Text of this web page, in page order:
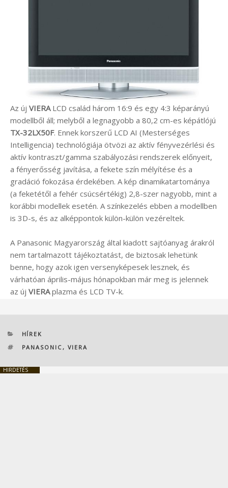
Az új VIERALCD család három 16:9 és egy 4:3 képarányú
modellből áll; melyből a legnagyobb a 80,2 cm-es képátlójú
TX-32LX50F. Ennek korszerű LCD AI (Mesterséges
Intelligencia) technológiája ötvözi az aktív fényvezérlési és
aktív kontraszt/gamma szabályozási rendszerek előnyeit,
a fényerősség javítása, a fekete szín mélyítése és a
gradáció fokozása érdekében. A kép dinamikatartománya
(a feketétől a fehér csúcsértékig) 2,8-szer nagyobb, mint a
korábbi modellek esetén. A színkezelés ebben a modellben
is 3D-s, és az alképpontok külön-külön vezéreltek.
A Panasonic Magyarország által kiadott sajtóanyag árakról
nem tartalmazott tájékoztatást, de biztosak lehetünk
benne, hogy azok igen versenyképesek lesznek, és
várhatóan április-május hónapokban már meg is jelennek
az új VIERAplazma és LCD TV-k.
KATEGÓRIÁK
HÍREK
CÍMKÉK
PANASONIC , VIERA
HIRDETÉS